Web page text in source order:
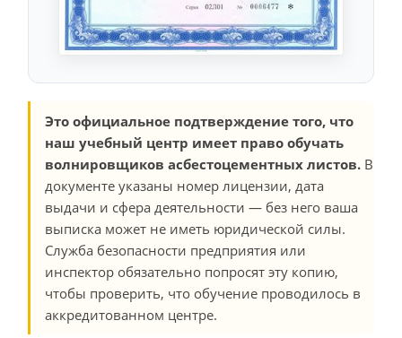
Это официальное подтверждение того, что
наш учебный центр имеет право обучать
волнировщиков асбестоцементных листов. В
документе указаны номер лицензии, дата
выдачи и сфера деятельности — без него ваша
выписка может не иметь юридической силы.
Служба безопасности предприятия или
инспектор обязательно попросят эту копию,
чтобы проверить, что обучение проводилось в
аккредитованном центре.